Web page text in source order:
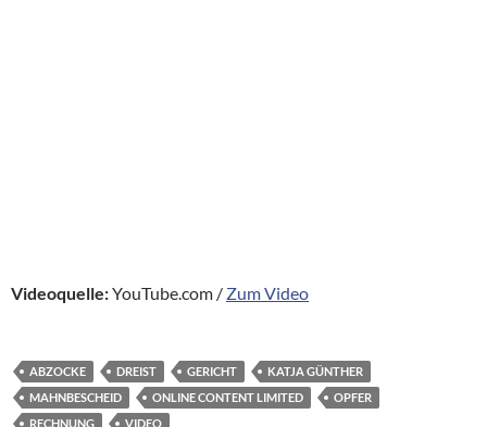
Videoquelle:YouTube.com / Zum Video
ABZOCKE DREIST GERICHT
KATJA GÜNTHER
MAHNBESCHEID
ONLINE CONTENT LIMITED
OPFER
RECHNUNG
VIDEO